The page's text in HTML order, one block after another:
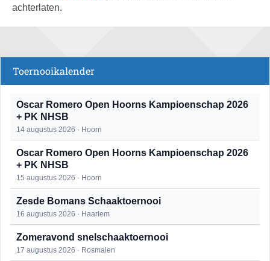
achterlaten.
Toernooikalender
Oscar Romero Open Hoorns Kampioenschap 2026
+ PK NHSB
14 augustus 2026 · Hoorn
Oscar Romero Open Hoorns Kampioenschap 2026
+ PK NHSB
15 augustus 2026 · Hoorn
Zesde Bomans Schaaktoernooi
16 augustus 2026 · Haarlem
Zomeravond snelschaaktoernooi
17 augustus 2026 · Rosmalen